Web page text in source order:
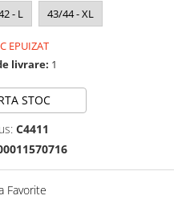
- L 43/44 - XL
EPUIZAT
livrare: 1
STOC
C4411
Favorite